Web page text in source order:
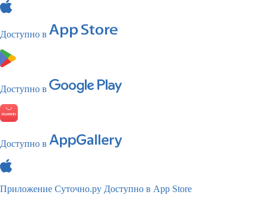
Доступно в
Доступно в
Доступно в
Приложение Суточно.ру Доступно в App Store